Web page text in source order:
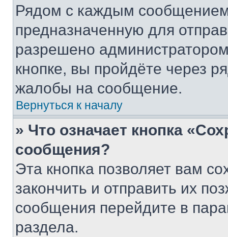
Рядом с каждым сообщением
предназначенную для
разрешено
кнопке, вы пройдёте через
жалобы на сообщение.
Вернуться к началу
» Что означает кнопка
сообщения?
Эта кнопка позволяет вам
закончить и отправить их
сообщения перейдите в
раздела.